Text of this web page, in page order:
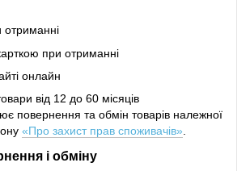
отриманні
при отриманні
онлайн
від 12 до 60 місяців
повернення та обмін товарів належної
«Про захист прав споживачів».
і обміну